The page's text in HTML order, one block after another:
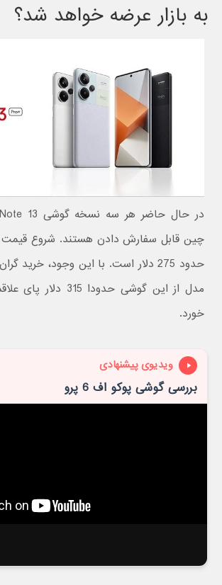
به بازار عرضه خواهد شد؟
چین قابل سفارش دادن هستند. شروع قیمت
حدود 275 دلار است. با این وجود، خرید
مدل از این گوشی حدودا
خورد.
ویدیوی پیشنهادی
بررسی گوشی پوکو اف 6 پرو